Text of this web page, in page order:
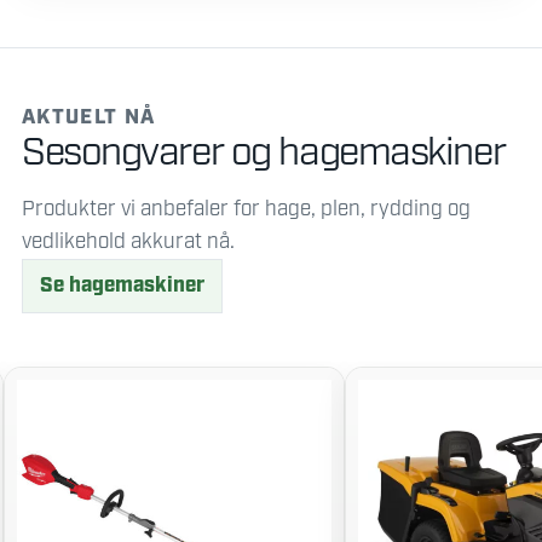
AKTUELT NÅ
Sesongvarer og hagemaskiner
Produkter vi anbefaler for hage, plen, rydding og
vedlikehold akkurat nå.
Se hagemaskiner